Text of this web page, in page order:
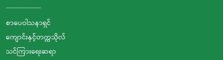
စာပေဝါသနာရှင်
ကျောင်းနှင့်တက္ကသိုလ်
သင်ကြားရေးဆရာ